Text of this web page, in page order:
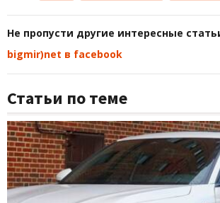
Не пропусти другие интересные
bigmir)net в facebook
Статьи по теме